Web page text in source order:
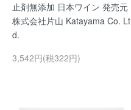
止剤無添加 日本ワイン 発売元
株式会社片山 Katayama Co. Lt
d.
3,542円(税322円)